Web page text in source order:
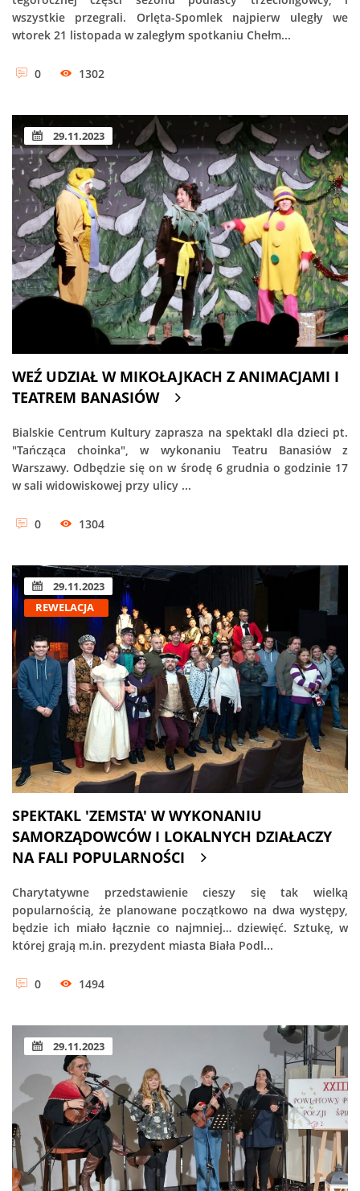
wszystkie przegrali. Orlęta-Spomlek najpierw uległy we
wtorek 21 listopada w zaległym spotkaniu Chełm...
0 1302
29.11.2023
WEŹ UDZIAŁ W MIKOŁAJKACH Z ANIMACJAMI I
TEATREM BANASIÓW
Bialskie Centrum Kultury zaprasza na spektakl dla dzieci pt.
"Tańcząca choinka", w wykonaniu Teatru Banasiów z
Warszawy. Odbędzie się on w środę 6 grudnia o godzinie 17
w sali widowiskowej przy ulicy ...
0 1304
29.11.2023
REWELACJA
SPEKTAKL 'ZEMSTA' W WYKONANIU
SAMORZĄDOWCÓW I LOKALNYCH DZIAŁACZY
NA FALI POPULARNOŚCI
Charytatywne przedstawienie cieszy się tak wielką
popularnością, że planowane początkowo na dwa występy,
będzie ich miało łącznie co najmniej… dziewięć. Sztukę, w
której grają m.in. prezydent miasta Biała Podl...
0 1494
29.11.2023